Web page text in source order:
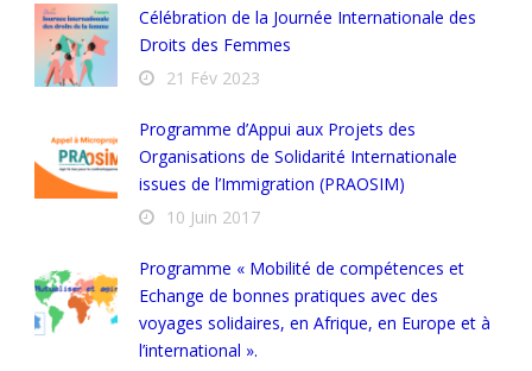
Célébration de la Journée Internationale des
Droits des Femmes
21 Fév 2023
Programme d’Appui aux Projets des
Organisations de Solidarité Internationale
issues de l’Immigration (PRAOSIM)
10 Juin 2017
Programme « Mobilité de compétences et
Echange de bonnes pratiques avec des
voyages solidaires, en Afrique, en Europe et à
l’international ».